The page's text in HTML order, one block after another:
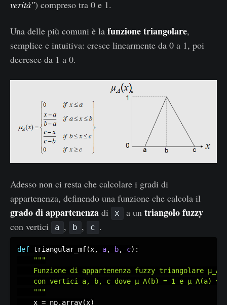
verità") compreso tra 0 e 1.
Una delle più comuni è la funzione triangolare,
semplice e intuitiva: cresce linearmente da 0 a 1, poi
decresce da 1 a 0.
Adesso non ci resta che calcolare i gradi di
appartenenza, definendo una funzione che calcola il
grado di appartenenza di x a un triangolo fuzzy
con vertici a , b , c .
def triangular_mf(x, a, b, c) :
"""
	"""
	x
= np. array(x)